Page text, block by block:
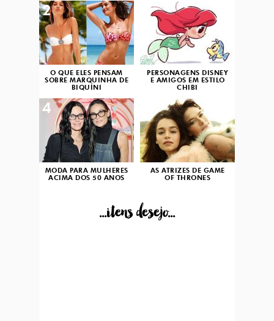
O QUE ELES PENSAM
SOBRE MARQUINHA DE
BIQUÍNI
2
PERSONAGENS DISNEY
E AMIGOS EM ESTILO
CHIBI
3
MODA PARA MULHERES
ACIMA DOS 50 ANOS
4
AS ATRIZES DE GAME
OF THRONES
...itens desejo...